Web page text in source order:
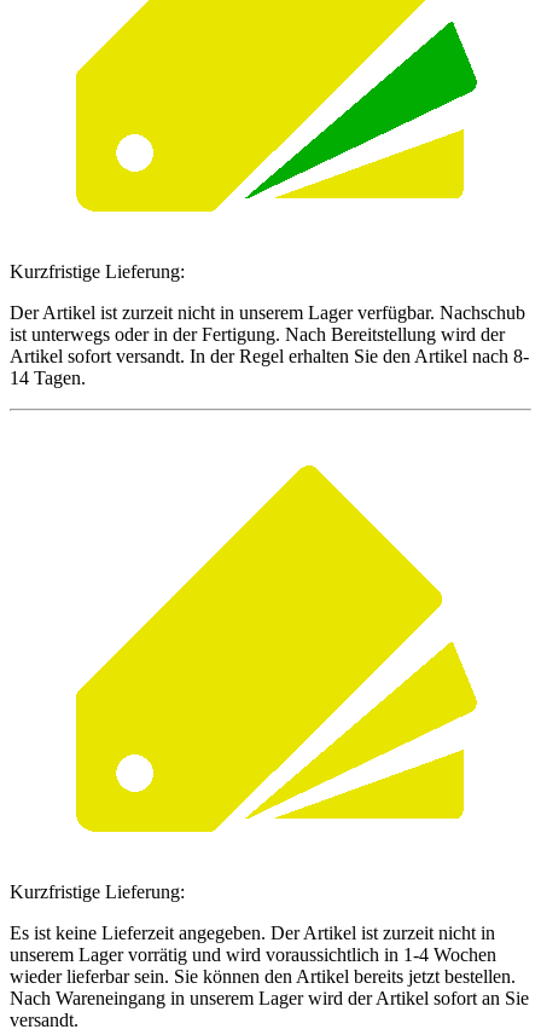
Kurzfristige Lieferung:
Der Artikel ist zurzeit nicht in unserem Lager verfügbar. Nachschub
ist unterwegs oder in der Fertigung. Nach Bereitstellung wird der
Artikel sofort versandt. In der Regel erhalten Sie den Artikel nach 8-
14 Tagen.
Kurzfristige Lieferung:
Es ist keine Lieferzeit angegeben. Der Artikel ist zurzeit nicht in
unserem Lager vorrätig und wird voraussichtlich in 1-4 Wochen
wieder lieferbar sein. Sie können den Artikel bereits jetzt bestellen.
Nach Wareneingang in unserem Lager wird der Artikel sofort an Sie
versandt.